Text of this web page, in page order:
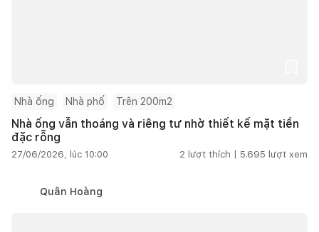
Nhà ống Nhà phố Trên 200m2
Nhà ống vẫn thoáng và riêng tư nhờ thiết kế mặt tiền
đặc rỗng
27/06/2026, lúc 10:00 2 lượt thích | 5.695 lượt xem
Quân Hoàng